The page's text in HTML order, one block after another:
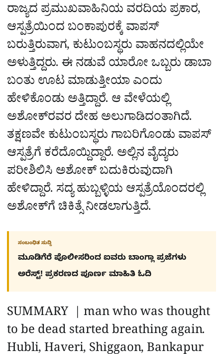
ರಾಜ್ಯದ ಪ್ರಮುಖವಾಹಿನಿಯ ವರದಿಯ ಪ್ರಕಾರ,
ಆಸ್ಪತ್ರೆಯಿಂದ ಬಂಕಾಪುರಕ್ಕೆ ವಾಪಸ್‌
ಬರುತ್ತಿರುವಾಗ, ಕುಟುಂಬಸ್ಥರು ವಾಹನದಲ್ಲಿಯೇ
ಅಳುತ್ತಿದ್ದರು. ಈ ನಡುವೆ ಯಾರೋ ಒಬ್ಬರು ಡಾಬಾ
ಬಂತು ಊಟ ಮಾಡುತ್ತೀಯಾ ಎಂದು
ಹೇಳಿಕೊಂಡು ಅತ್ತಿದ್ದಾರೆ. ಆ ವೇಳೆಯಲ್ಲಿ
ಅಶೋಕ್‌ರವರ ದೇಹ ಅಲುಗಾಡಿದಂತಾಗಿದೆ.
ತಕ್ಷಣವೇ ಕುಟುಂಬಸ್ಥರು ಗಾಬರಿಗೊಂಡು ವಾಪಸ್‌
ಆಸ್ಪತ್ರೆಗೆ ಕರೆದೊಯ್ದಿದ್ದಾರೆ. ಅಲ್ಲಿನ ವೈದ್ಯರು
ಪರೀಶಿಲಿಸಿ ಅಶೋಕ್‌ ಬದುಕಿರುವುದಾಗಿ
ಹೇಳಿದ್ದಾರೆ. ಸದ್ಯ ಹುಬ್ಬಳ್ಳಿಯ ಆಸ್ಪತ್ರೆಯೊಂದರಲ್ಲಿ
ಅಶೋಕ್‌ಗೆ ಚಿಕಿತ್ಸೆ ನೀಡಲಾಗುತ್ತಿದೆ.
ಸಂಬಂಧಿತ ಸುದ್ದಿ
ಮೂಡಿಗೆರೆ ಪೊಲೀಸರಿಂದ ಐವರು ಬಾಂಗ್ಲಾ ಪ್ರಜೆಗಳು
ಅರೆಸ್ಟ್! ಪ್ರಕರಣದ ಪೂರ್ಣ ಮಾಹಿತಿ ಓದಿ
SUMMARY | man who was thought
to be dead started breathing again.
Hubli, Haveri, Shiggaon, Bankapur